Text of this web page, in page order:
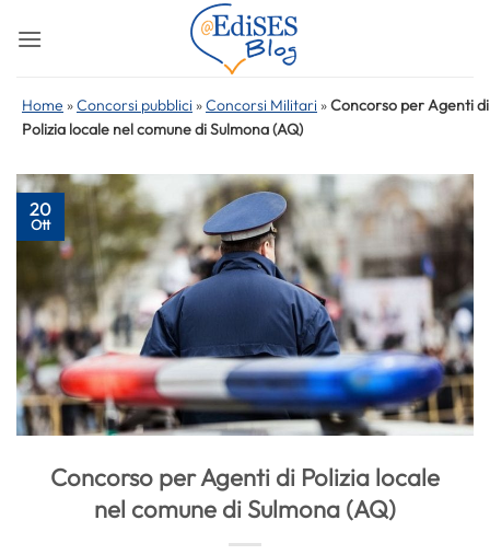
Home »Concorsi pubblici »Concorsi Militari »Concorso per Agenti di
Polizia locale nel comune di Sulmona (AQ)
20
Ott
Concorso per Agenti di Polizia locale
nel comune di Sulmona (AQ)